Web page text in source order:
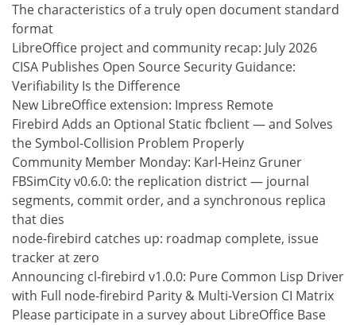
The characteristics of a truly open document standard
format
LibreOffice project and community recap: July 2026
CISA Publishes Open Source Security Guidance:
Verifiability Is the Difference
New LibreOffice extension: Impress Remote
Firebird Adds an Optional Static fbclient — and Solves
the Symbol-Collision Problem Properly
Community Member Monday: Karl-Heinz Gruner
FBSimCity v0.6.0: the replication district — journal
segments, commit order, and a synchronous replica
that dies
node-firebird catches up: roadmap complete, issue
tracker at zero
Announcing cl-firebird v1.0.0: Pure Common Lisp Driver
with Full node-firebird Parity & Multi-Version CI Matrix
Please participate in a survey about LibreOffice Base